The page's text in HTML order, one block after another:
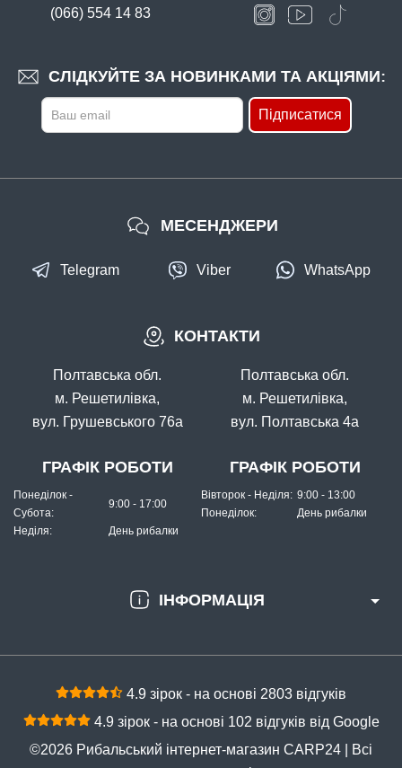
(066) 554 14 83
СЛІДКУЙТЕ ЗА НОВИНКАМИ ТА АКЦІЯМИ:
Підписатися
ІНФОРМАЦІЯ
КОНТАКТИ
Полтавська обл.
м. Решетилівка,
вул. Грушевського 76а
ГРАФІК РОБОТИ
Понеділок -
Субота:
9:00 - 17:00
Неділя: День рибалки
Полтавська обл.
м. Решетилівка,
вул. Полтавська 4а
ГРАФІК РОБОТИ
Вівторок - Неділя: 9:00 - 13:00
Понеділок:
День рибалки
МЕСЕНДЖЕРИ
Telegram Viber WhatsApp
4.9 зірок - на основі 2803 відгуків
4.9 зірок - на основі 102 відгуків від Google
©2026 Рибальський інтернет-магазин CARP24 | Всі